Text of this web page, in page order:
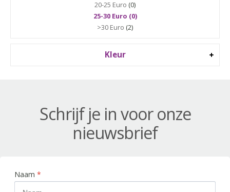
20-25 Euro (0)
25-30 Euro (0)
>30 Euro (2)
Kleur
Schrijf je in voor onze
nieuwsbrief
Naam *